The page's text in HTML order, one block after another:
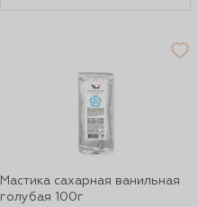
Мастика сахарная ванильная
голубая 100г